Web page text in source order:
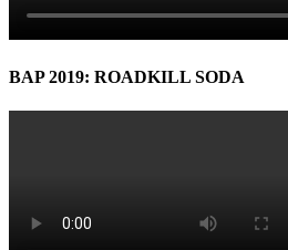
BAP 2019: ROADKILL SODA